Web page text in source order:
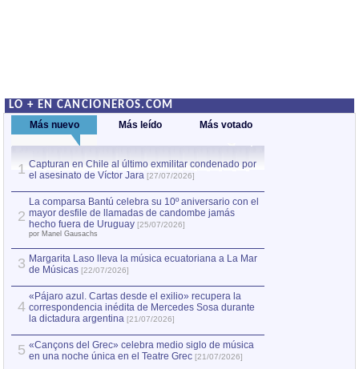
LO + EN CANCIONEROS.COM
Más nuevo Más leído Más votado
1 Capturan en Chile al último exmilitar condenado por
el asesinato de Víctor Jara [27/07/2026]
2
La comparsa Bantú celebra su 10º aniversario con el
mayor desfile de llamadas de candombe jamás
hecho fuera de Uruguay [25/07/2026]
por Manel Gausachs
3 Margarita Laso lleva la música ecuatoriana a La Mar
de Músicas [22/07/2026]
4
«Pájaro azul. Cartas desde el exilio» recupera la
correspondencia inédita de Mercedes Sosa durante
la dictadura argentina [21/07/2026]
5 «Cançons del Grec» celebra medio siglo de música
en una noche única en el Teatre Grec [21/07/2026]